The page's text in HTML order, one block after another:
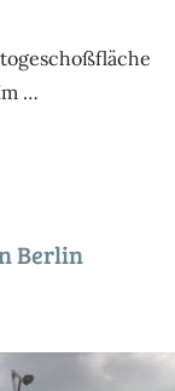
…
Berlin